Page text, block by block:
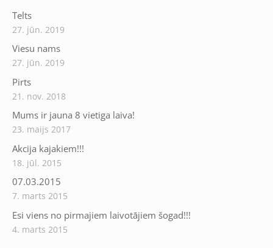
Telts
27. jūn. 2019
Viesu nams
27. jūn. 2019
Pirts
21. nov. 2018
Mums ir jauna 8 vietiga laiva!
23. maijs 2017
Akcija kajakiem!!!
18. jūl. 2015
07.03.2015
7. marts 2015
Esi viens no pirmajiem laivotājiem šogad!!!
4. marts 2015